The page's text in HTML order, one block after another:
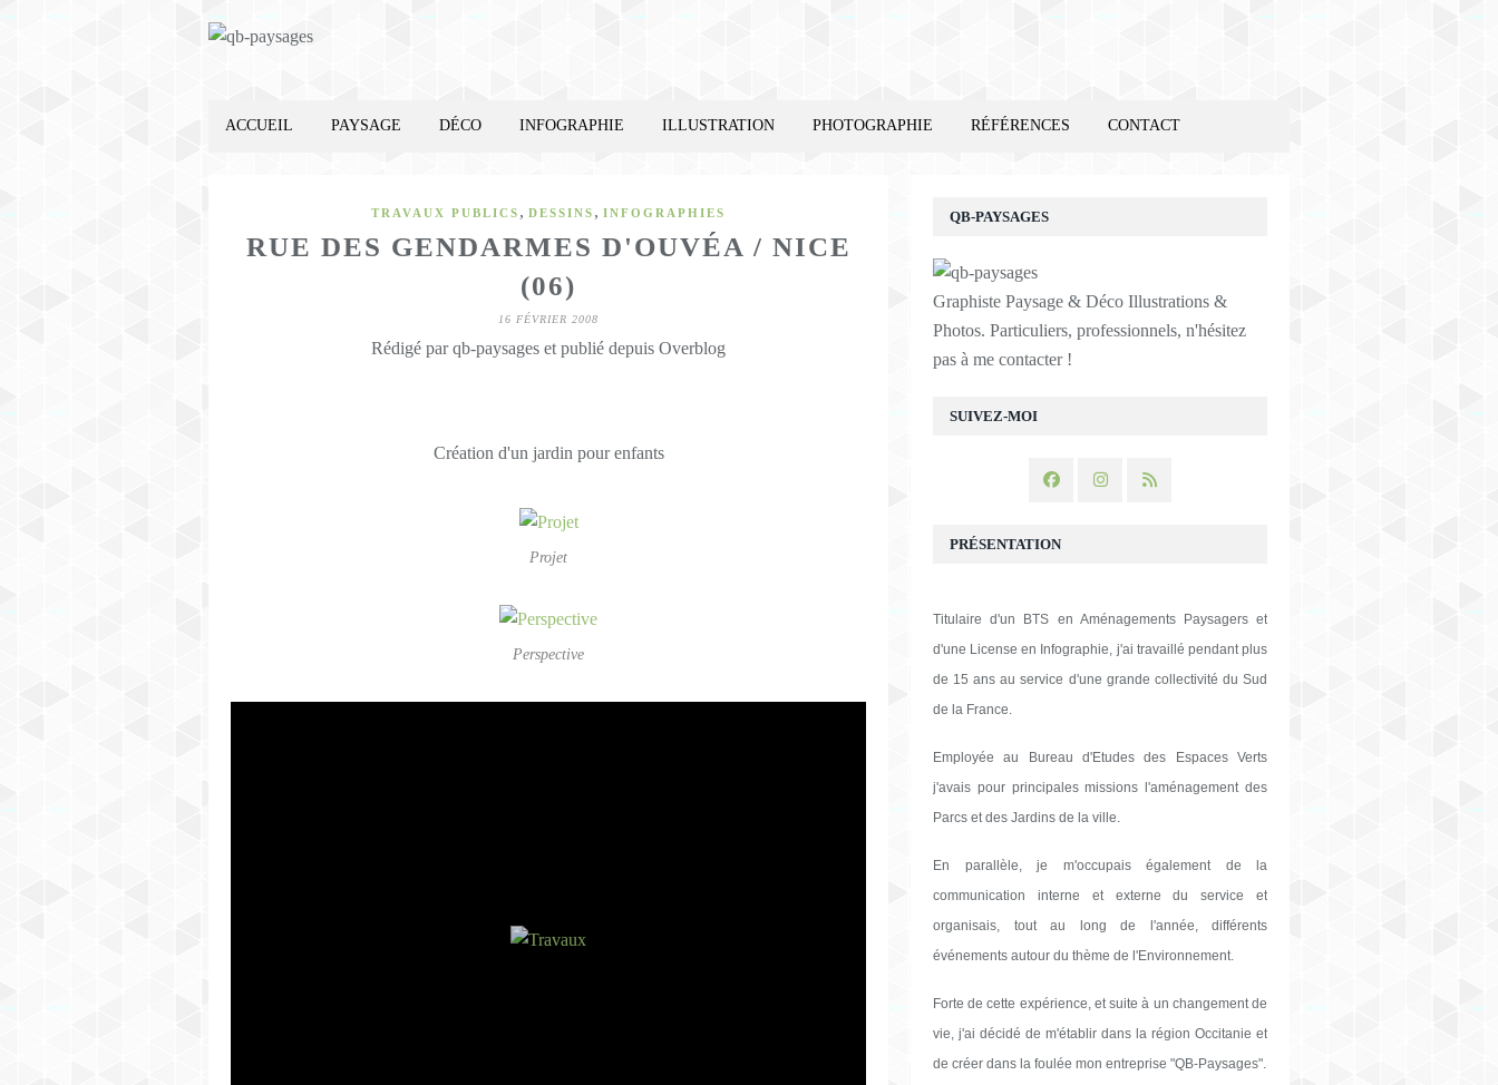
ACCUEIL PAYSAGE DÉCO INFOGRAPHIE ILLUSTRATION PHOTOGRAPHIE RÉFÉRENCES CONTACT
TRAVAUX PUBLICS , DESSINS , INFOGRAPHIES
RUE DES GENDARMES D'OUVÉA / NICE
(06)
16 FÉVRIER 2008
Rédigé par qb-paysages et publié depuis Overblog
Création d'un jardin pour enfants
Projet
Perspective
SUIVEZ-MOI
QB-PAYSAGES
Graphiste Paysage & Déco Illustrations &
Photos. Particuliers, professionnels, n'hésitez
pas à me contacter !
PRÉSENTATION
Titulaire d'un BTS en Aménagements Paysagers et
d'une License en Infographie, j'ai travaillé pendant plus
de 15 ans au service d'une grande collectivité du Sud
de la France.
Employée au Bureau d'Etudes des Espaces Verts
j'avais pour principales missions l'aménagement des
Parcs et des Jardins de la ville.
En parallèle, je m'occupais également de la
communication interne et externe du service et
organisais, tout au long de l'année, différents
événements autour du thème de l'Environnement.
Forte de cette expérience, et suite à un changement de
vie, j'ai décidé de m'établir dans la région Occitanie et
de créer dans la foulée mon entreprise "QB-Paysages".